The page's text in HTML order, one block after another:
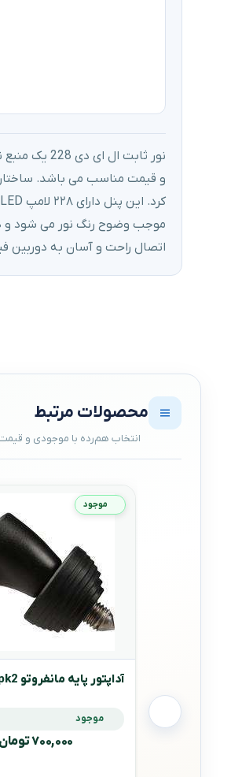
نور ثابت
موجب وضوح رنگ نور می شود و
اتصال راحت و آسان به دوربین
محصولات مرتبط
موجود
آداپتور پایه مانفروتو 441spk2
موجود
۷۰۰,۰۰۰ تومان